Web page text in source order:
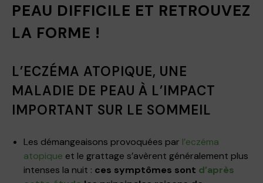
PEAU DIFFICILE ET RETROUVEZ
LA FORME !
L’ECZÉMA ATOPIQUE, UNE
MALADIE DE PEAU À L’IMPACT
IMPORTANT SUR LE SOMMEIL
Les démangeaisons provoquées par l’eczéma
atopique et le grattage s’avèrent généralement plus
intenses la nuit : ces symptômes sont d’après